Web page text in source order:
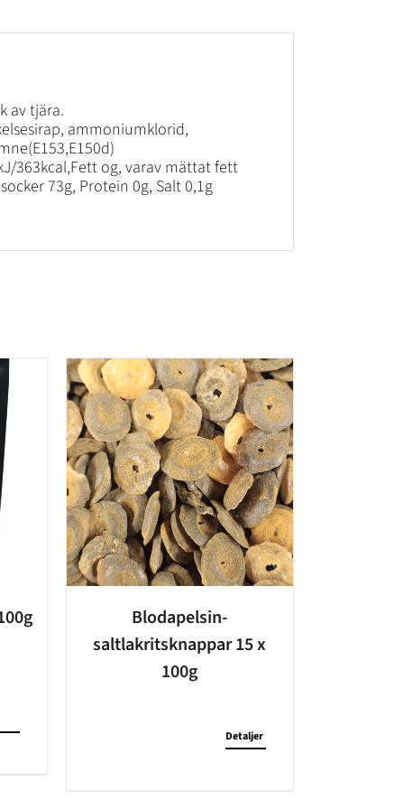
av tjära.
ammoniumklorid,
363kcal,Fett og, varav mättat fett
73g, Protein 0g, Salt 0,1g
Blodapelsin-
saltlakritsknappar 15 x
100g
Detaljer